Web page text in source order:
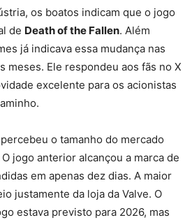
os boatos indicam que o jogo
de Death of the Fallen. Além
já indicava essa mudança nas
meses. Ele respondeu aos fãs no X
excelente para os acionistas
o tamanho do mercado
jogo anterior alcançou a marca de
em apenas dez dias. A maior
justamente da loja da Valve. O
estava previsto para 2026, mas